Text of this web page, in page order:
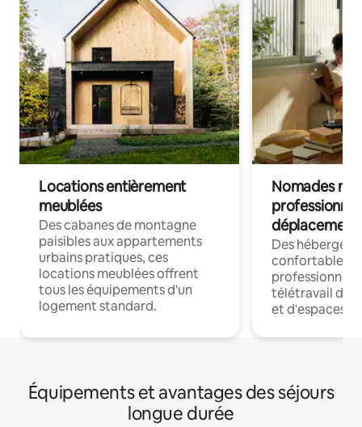
Locations entièrement
meublées
Des cabanes de montagne
paisibles aux appartements
urbains pratiques, ces
locations meublées offrent
tous les équipements d'un
logement standard.
Nomades
déplacement
Des
confortables
professionnels
télétravail
et d'espaces
Équipements et avantages des séjours
longue durée